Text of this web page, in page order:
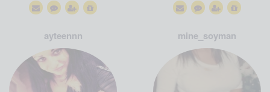
ayteennn mine_soyman